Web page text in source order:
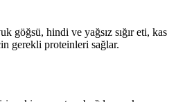
göğsü, hindi ve yağsız sığır eti, kas
gerekli proteinleri sağlar.